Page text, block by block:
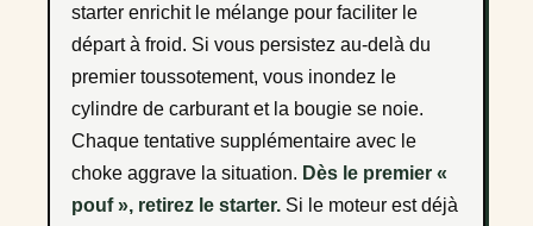
starter enrichit le mélange pour faciliter le
départ à froid. Si vous persistez au-delà du
premier toussotement, vous inondez le
cylindre de carburant et la bougie se noie.
Chaque tentative supplémentaire avec le
choke aggrave la situation. Dès le premier «
pouf », retirez le starter. Si le moteur est déjà